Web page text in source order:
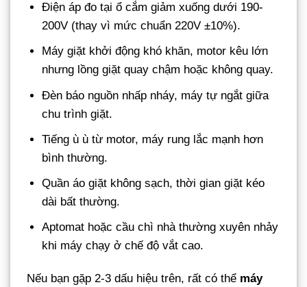
Điện áp đo tại ổ cắm giảm xuống dưới 190-
200V (thay vì mức chuẩn 220V ±10%).
Máy giặt khởi động khó khăn, motor kêu lớn
nhưng lồng giặt quay chậm hoặc không quay.
Đèn báo nguồn nhấp nháy, máy tự ngắt giữa
chu trình giặt.
Tiếng ù ù từ motor, máy rung lắc mạnh hơn
bình thường.
Quần áo giặt không sạch, thời gian giặt kéo
dài bất thường.
Aptomat hoặc cầu chì nhà thường xuyên nhảy
khi máy chạy ở chế độ vắt cao.
Nếu bạn gặp 2-3 dấu hiệu trên, rất có thể máy